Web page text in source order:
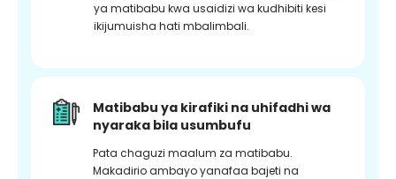
ya matibabu kwa usaidizi wa kudhibiti kesi
ikijumuisha hati mbalimbali.
Matibabu ya kirafiki na uhifadhi wa
nyaraka bila usumbufu
Pata chaguzi maalum za matibabu.
Makadirio ambayo yanafaa bajeti na